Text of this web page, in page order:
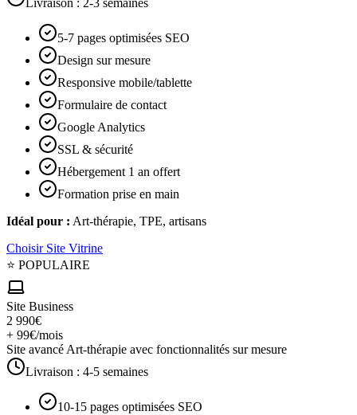
Livraison : 2-3 semaines
5-7 pages optimisées SEO
Design sur mesure
Responsive mobile/tablette
Formulaire de contact
Google Analytics
SSL & sécurité
Hébergement 1 an offert
Formation prise en main
Idéal pour : Art-thérapie, TPE, artisans
Choisir Site Vitrine
⭐ POPULAIRE
Site Business
2 990€
+ 99€/mois
Site avancé Art-thérapie avec fonctionnalités sur mesure
Livraison : 4-5 semaines
10-15 pages optimisées SEO